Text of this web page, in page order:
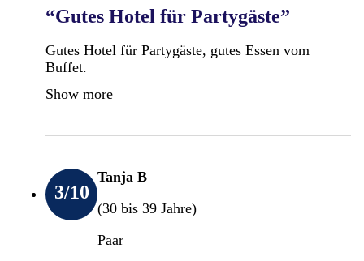
“Gutes Hotel für Partygäste”
Gutes Hotel für Partygäste, gutes Essen vom
Buffet.
Show more
3/10
Tanja B
(30 bis 39 Jahre)
Paar